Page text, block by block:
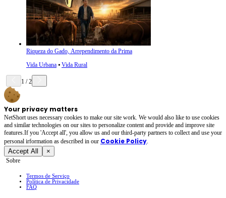
Riqueza do Gado, Arrependimento da Prima
Vida Urbana ⦁ Vida Rural
1 /2
Your privacy matters
NetShort uses necessary cookies to make our site work. We would also like to use cookies
and similar technologies on our sites to personalize content and provide and improve site
features.If you 'Accept all', you allow us and our third-party partners to collect and use your
personal irformation as described in our Cookie Policy.
Accept All ×
Sobre
Termos de Serviço
Política de Privacidade
FAQ